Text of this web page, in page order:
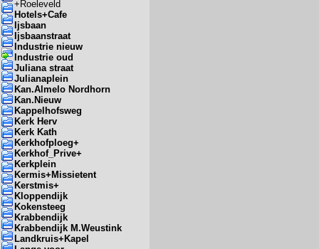
+ Roeleveld
Hotels+Cafe
Ijsbaan
Ijsbaanstraat
Industrie nieuw
Industrie oud
Juliana straat
Julianaplein
Kan.Almelo Nordhorn
Kan.Nieuw
Kappelhofsweg
Kerk Herv
Kerk Kath
Kerkhofploeg+
Kerkhof_Prive+
Kerkplein
Kermis+Missietent
Kerstmis+
Kloppendijk
Kokensteeg
Krabbendijk
Krabbendijk M.Weustink
Landkruis+Kapel